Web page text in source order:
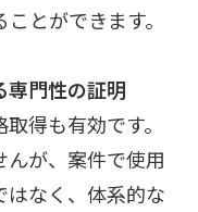
とができます。
専門性の証明
得も有効です。
が、案件で使用
はなく、体系的な